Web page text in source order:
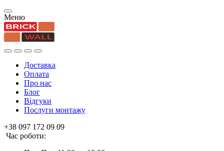
Меню
Доставка
Оплата
Про нас
Блог
Відгуки
Послуги монтажу
+38 097 172 09 09
Час роботи: